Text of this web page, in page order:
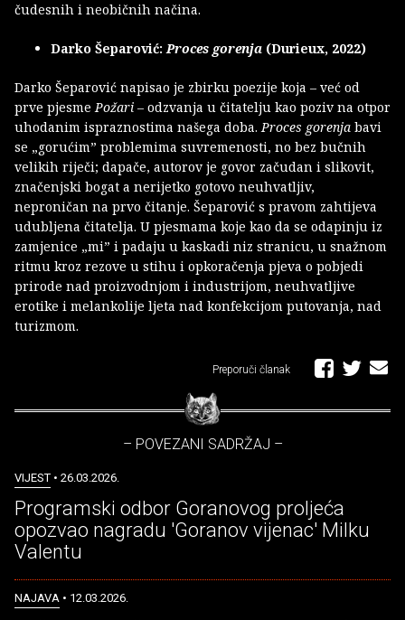
čudesnih i neobičnih načina.
Darko Šeparović:Proces gorenja (Durieux, 2022)
Darko Šeparović napisao je zbirku poezije koja – već od
prve pjesmePožari – odzvanja u čitatelju kao poziv na otpor
uhodanim ispraznostima našega doba.Proces gorenja bavi
se „gorućim” problemima suvremenosti, no bez bučnih
velikih riječi; dapače, autorov je govor začudan i slikovit,
značenjski bogat a nerijetko gotovo neuhvatljiv,
neproničan na prvo čitanje. Šeparović s pravom zahtijeva
udubljena čitatelja. U pjesmama koje kao da se odapinju iz
zamjenice „mi” i padaju u kaskadi niz stranicu, u snažnom
ritmu kroz rezove u stihu i opkoračenja pjeva o pobjedi
prirode nad proizvodnjom i industrijom, neuhvatljive
erotike i melankolije ljeta nad konfekcijom putovanja, nad
turizmom.
Preporuči članak
– POVEZANI SADRŽAJ –
VIJEST • 26.03.2026.
Programski odbor Goranovog proljeća
opozvao nagradu 'Goranov vijenac' Milku
Valentu
NAJAVA • 12.03.2026.